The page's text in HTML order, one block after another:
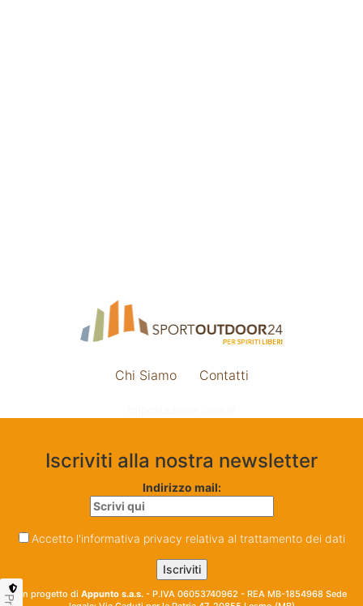
Chi Siamo Contatti
Iscriviti alla nostra newsletter
Indirizzo mail:
Accetto l'informativa privacy relativa al trattamento dei dati
Un progetto di Appunto s.a.s. - P.IVA 06053740962 - REA MB-1854968 Sede